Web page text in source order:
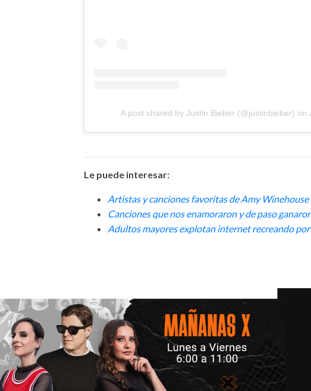
A post shared by Justin Bieber (@justinbieber) on
Le puede interesar:
Artistas y canciones favoritas de Amy Winehouse
Canciones que nos enamoraron y de paso
Adultos mayores explotan internet recreando